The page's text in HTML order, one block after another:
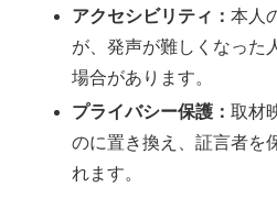
アクセシビリティ：本人
が、発声が難しくなった
場合があります。
プライバシー保護：取材
のに置き換え、証言者を
れます。